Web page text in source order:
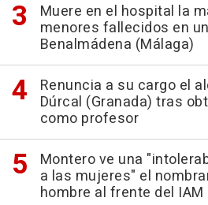
Muere en el hospital la
menores fallecidos en
Benalmádena (Málaga)
Renuncia a su cargo el
Dúrcal (Granada) tras
como profesor
Montero ve una
a las mujeres" el
hombre al frente del IAM